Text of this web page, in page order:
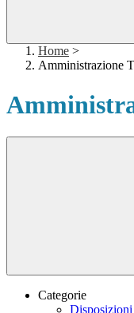
Home >
Amministrazione
Categorie
Disposizioni